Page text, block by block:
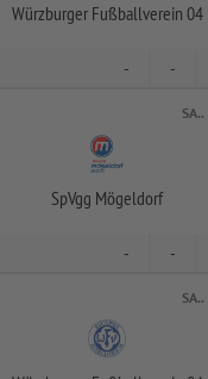
Würzburger Fußballverein 04
- -
SA..
SpVgg Mögeldorf
- -
SA..